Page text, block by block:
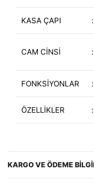
KASA ÇAPI :
CAM CİNSİ :
FONKSİYONLAR :
ÖZELLİKLER :
KARGO VE ÖDEME